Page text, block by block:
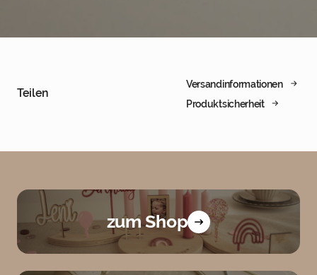
Teilen
Versandinformationen
Produktsicherheit
zum Shop